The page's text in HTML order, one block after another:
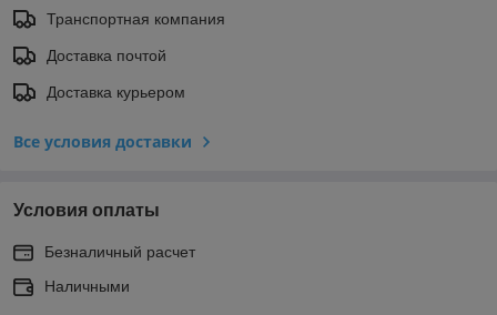
Транспортная компания
Доставка почтой
Доставка курьером
Все условия доставки
Условия оплаты
Безналичный расчет
Наличными